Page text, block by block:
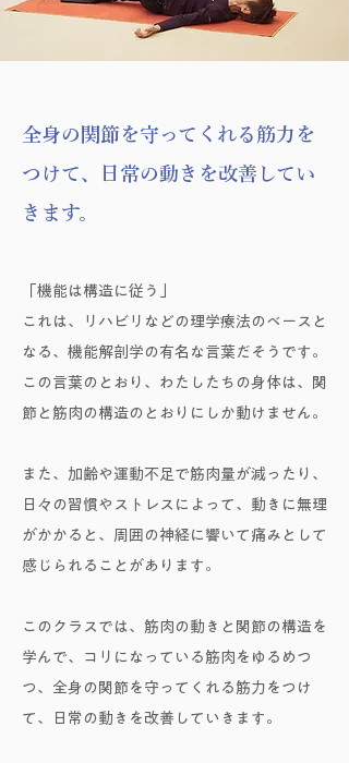
全身の関節を守ってくれる筋力を
つけて、日常の動きを改善してい
きます。
「機能は構造に従う」
これは、リハビリなどの理学療法のベースと
なる、機能解剖学の有名な言葉だそうです。
この言葉のとおり、わたしたちの身体は、関
節と筋肉の構造のとおりにしか動けません。
また、加齢や運動不足で筋肉量が減ったり、
日々の習慣やストレスによって、動きに無理
がかかると、周囲の神経に響いて痛みとして
感じられることがあります。
このクラスでは、筋肉の動きと関節の構造を
学んで、コリになっている筋肉をゆるめつ
つ、全身の関節を守ってくれる筋力をつけ
て、日常の動きを改善していきます。